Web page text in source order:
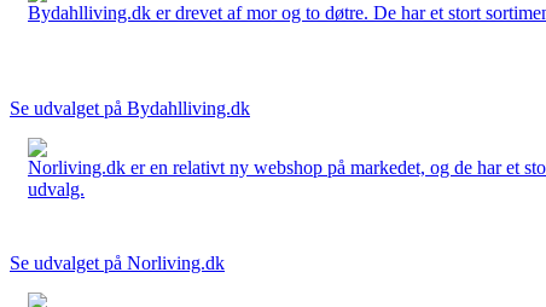
Bydahlliving.dk er drevet af mor og to døtre. De har et stort
Se udvalget på Bydahlliving.dk
Norliving.dk er en relativt ny webshop på markedet, og de har et
udvalg.
Se udvalget på Norliving.dk